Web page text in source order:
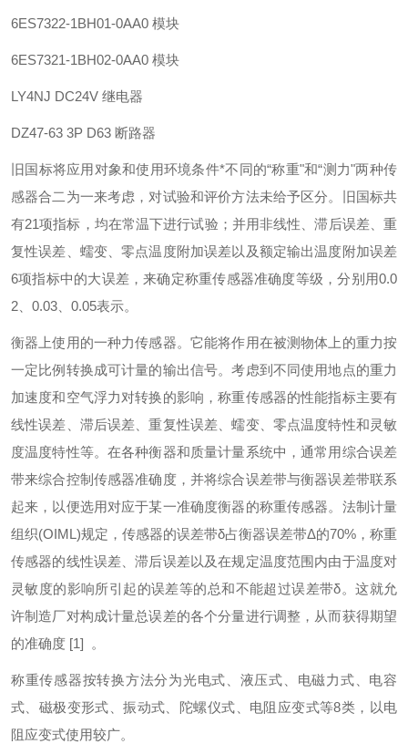
6ES7322-1BH01-0AA0 模块
6ES7321-1BH02-0AA0 模块
LY4NJ DC24V 继电器
DZ47-63 3P D63 断路器
旧国标将应用对象和使用环境条件*不同的“称重"和“测力"两种传
感器合二为一来考虑，对试验和评价方法未给予区分。旧国标共
有21项指标，均在常温下进行试验；并用非线性、滞后误差、重
复性误差、蠕变、零点温度附加误差以及额定输出温度附加误差
6项指标中的大误差，来确定称重传感器准确度等级，分别用0.0
2、0.03、0.05表示。
衡器上使用的一种力传感器。它能将作用在被测物体上的重力按
一定比例转换成可计量的输出信号。考虑到不同使用地点的重力
加速度和空气浮力对转换的影响，称重传感器的性能指标主要有
线性误差、滞后误差、重复性误差、蠕变、零点温度特性和灵敏
度温度特性等。在各种衡器和质量计量系统中，通常用综合误差
带来综合控制传感器准确度，并将综合误差带与衡器误差带联系
起来，以便选用对应于某一准确度衡器的称重传感器。法制计量
组织(OIML)规定，传感器的误差带δ占衡器误差带Δ的70%，称重
传感器的线性误差、滞后误差以及在规定温度范围内由于温度对
灵敏度的影响所引起的误差等的总和不能超过误差带δ。这就允
许制造厂对构成计量总误差的各个分量进行调整，从而获得期望
的准确度 [1] 。
称重传感器按转换方法分为光电式、液压式、电磁力式、电容
式、磁极变形式、振动式、陀螺仪式、电阻应变式等8类，以电
阻应变式使用较广。